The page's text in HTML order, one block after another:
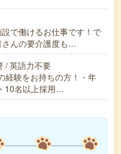
で働けるお仕事です！で
さんの要介護度も…
/ 英語力不要
経験をお持ちの方！・年
10名以上採用…